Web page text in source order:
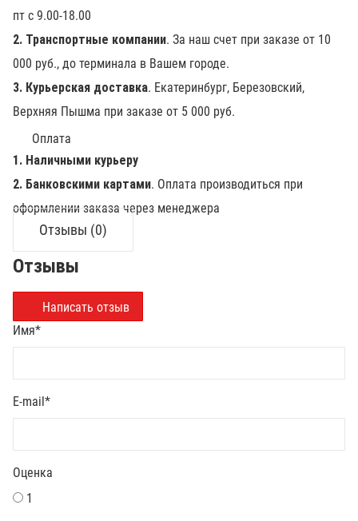
пт с 9.00-18.00
2. Транспортные компании. За наш счет при заказе от 10
000 руб., до терминала в Вашем городе.
3. Курьерская доставка. Екатеринбург, Березовский,
Верхняя Пышма при заказе от 5 000 руб.
Оплата
1. Наличными курьеру
2. Банковскими картами. Оплата производиться при
оформлении заказа через менеджера
Отзывы (0)
Отзывы
Написать отзыв
Имя*
E-mail*
Оценка
1